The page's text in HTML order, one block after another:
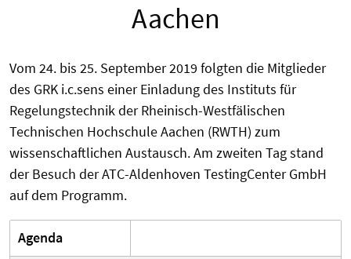
Aachen
Vom 24. bis 25. September 2019 folgten die Mitglieder
des GRK i.c.sens einer Einladung des Instituts für
Regelungstechnik der Rheinisch-Westfälischen
Technischen Hochschule Aachen (RWTH) zum
wissenschaftlichen Austausch. Am zweiten Tag stand
der Besuch der ATC-Aldenhoven TestingCenter GmbH
auf dem Programm.
Agenda